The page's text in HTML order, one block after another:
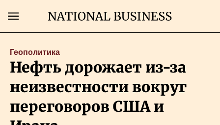
Главная
Геополитика
Нефть дорожает из-за
неизвестности вокруг
переговоров США и